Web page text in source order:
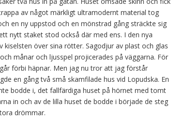
av något märkligt ultramodernt material tog
en ny uppstod och en mönstrad gång sträckte sig
nytt staket stod också där med ens. I den nya
över sina rötter. Sagodjur av plast och glas
månar och ljusspel projicerades på väggarna. För
förbi häpnar. Men jag nu tror att jag förstår
en gång två små skamfilade hus vid Lopudska. En
bodde i, det fallfärdiga huset på hörnet med tomt
in och av de lilla huset de bodde i började de steg
drömmar.